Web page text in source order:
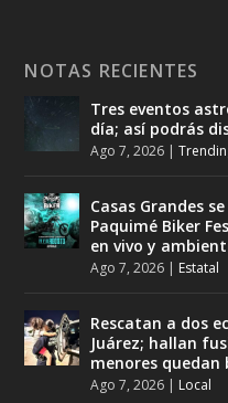
NOTAS RECIENTES
Tres eventos
día; así podrás
Ago 7, 2026 |
Casas Grandes
Paquimé Biker
en vivo y
Ago 7, 2026 | Estatal
Rescatan a dos
Juárez; hallan
menores quedan
Ago 7, 2026 | Local